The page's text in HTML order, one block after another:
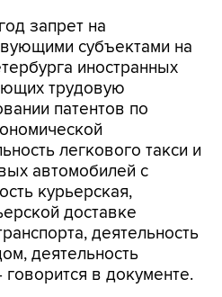
запрет на
субъектами на
иностранных
трудовую
патентов по
легкового такси и
автомобилей с
курьерская,
доставке
деятельность
деятельность
говорится в документе.